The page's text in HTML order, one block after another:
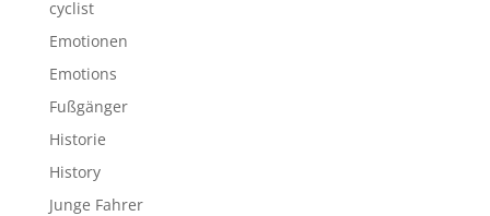
cyclist
Emotionen
Emotions
Fußgänger
Historie
History
Junge Fahrer